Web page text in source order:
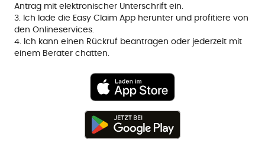
Antrag mit elektronischer Unterschrift ein.
3. Ich lade die Easy Claim App herunter und profitiere von
den Onlineservices.
4. Ich kann einen Rückruf beantragen oder jederzeit mit
einem Berater chatten.